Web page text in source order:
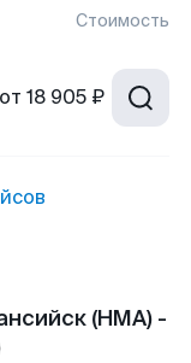
Стоимость
от 18 905 ₽
(HMA) -